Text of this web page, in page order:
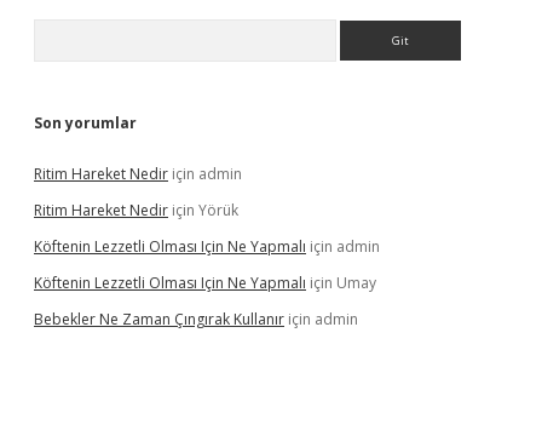
Son yorumlar
Ritim Hareket Nedir için admin
Ritim Hareket Nedir için Yörük
Köftenin Lezzetli Olması Için Ne Yapmalı için admin
Köftenin Lezzetli Olması Için Ne Yapmalı için Umay
Bebekler Ne Zaman Çıngırak Kullanır için admin